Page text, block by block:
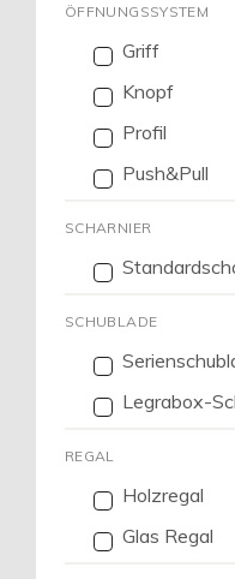
ÖFFNUNGSSYSTEM
Griff
Knopf
Profil
Push&Pull
SCHARNIER
SCHUBLADE
Legrabox-
REGAL
Holzregal
Glas Regal